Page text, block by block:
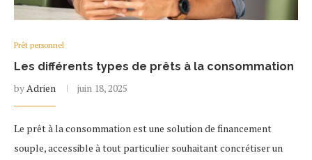
Prêt personnel
Les différents types de prêts à la consommation
byAdrien juin 18, 2025
Le prêt à la consommation est une solution de financement
souple, accessible à tout particulier souhaitant concrétiser un